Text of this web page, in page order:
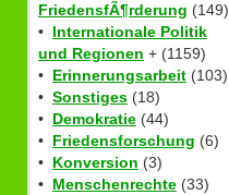
FriedensfÃ¶rderung (149)
• Internationale Politik
und Regionen + (1159)
• Erinnerungsarbeit (103)
• Sonstiges (18)
• Demokratie (44)
• Friedensforschung (6)
• Konversion (3)
• Menschenrechte (33)